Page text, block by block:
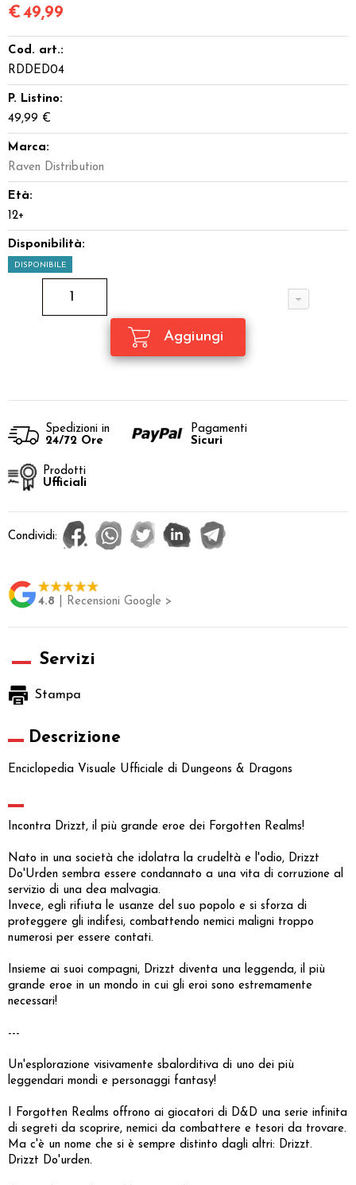
€49,99
Cod. art.:
RDDED04
P. Listino:
49,99 €
Marca:
Raven Distribution
Età:
12+
Disponibilità:
DISPONIBILE
Spedizioni in
24/72 Ore
Pagamenti
Sicuri
Prodotti
Ufficiali
Condividi:
4.8 | Recensioni Google >
Servizi
Stampa
Descrizione
Enciclopedia Visuale Ufficiale di Dungeons & Dragons
Incontra Drizzt, il più grande eroe dei Forgotten Realms!
Nato in una società che idolatra la crudeltà e l'odio, Drizzt
Do'Urden sembra essere condannato a una vita di corruzione al
servizio di una dea malvagia.
Invece, egli rifiuta le usanze del suo popolo e si sforza di
proteggere gli indifesi, combattendo nemici maligni troppo
numerosi per essere contati.
Insieme ai suoi compagni, Drizzt diventa una leggenda, il più
grande eroe in un mondo in cui gli eroi sono estremamente
necessari!
---
Un'esplorazione visivamente sbalorditiva di uno dei più
leggendari mondi e personaggi fantasy!
I Forgotten Realms offrono ai giocatori di D&D una serie infinita
di segreti da scoprire, nemici da combattere e tesori da trovare.
Ma c'è un nome che si è sempre distinto dagli altri: Drizzt.
Drizzt Do'urden.